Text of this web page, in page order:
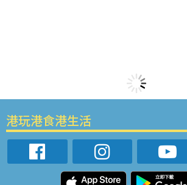
港玩港食港生活